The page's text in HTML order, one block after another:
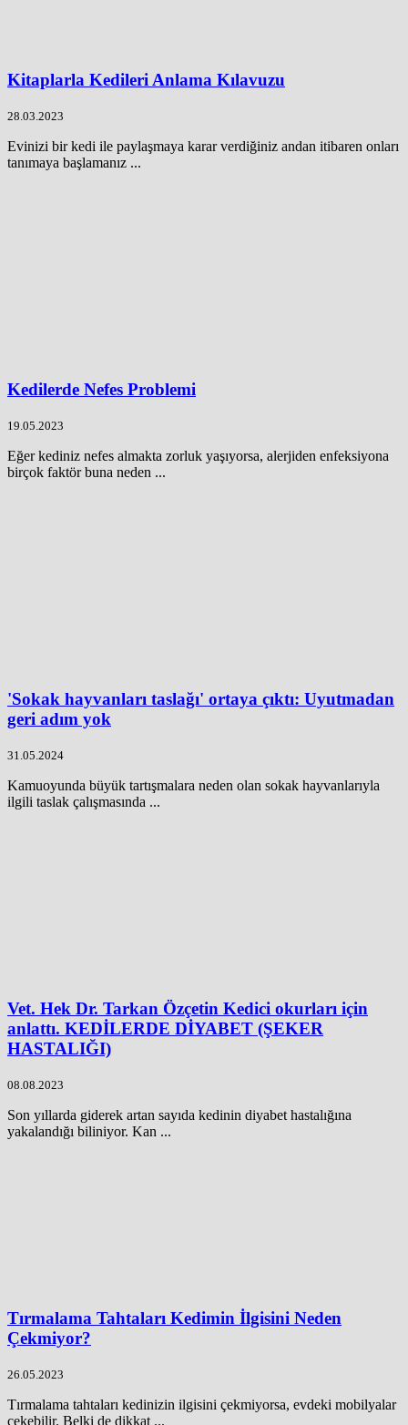
Kitaplarla Kedileri Anlama Kılavuzu
28.03.2023
Evinizi bir kedi ile paylaşmaya karar verdiğiniz andan itibaren onları
tanımaya başlamanız ...
Kedilerde Nefes Problemi
19.05.2023
Eğer kediniz nefes almakta zorluk yaşıyorsa, alerjiden enfeksiyona
birçok faktör buna neden ...
'Sokak hayvanları taslağı' ortaya çıktı: Uyutmadan
geri adım yok
31.05.2024
Kamuoyunda büyük tartışmalara neden olan sokak hayvanlarıyla
ilgili taslak çalışmasında ...
Vet. Hek Dr. Tarkan Özçetin Kedici okurları için
anlattı. KEDİLERDE DİYABET (ŞEKER
HASTALIĞI)
08.08.2023
Son yıllarda giderek artan sayıda kedinin diyabet hastalığına
yakalandığı biliniyor. Kan ...
Tırmalama Tahtaları Kedimin İlgisini Neden
Çekmiyor?
26.05.2023
Tırmalama tahtaları kedinizin ilgisini çekmiyorsa, evdeki mobilyalar
çekebilir. Belki de dikkat ...